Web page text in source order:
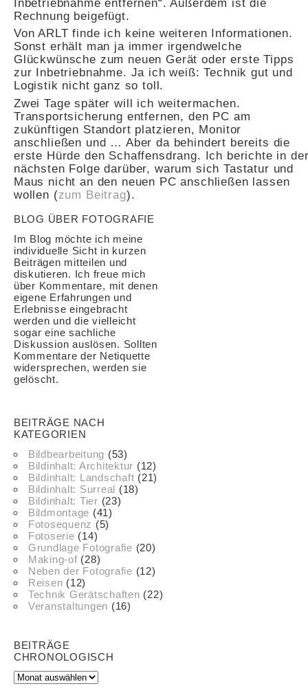
Rechnung beigefügt.
Von ARLT finde ich keine weiteren Informationen.
Sonst erhält man ja immer irgendwelche
Glückwünsche zum neuen Gerät oder erste Tipps
zur Inbetriebnahme. Ja ich weiß: Technik gut und
Logistik nicht ganz so toll.
Zwei Tage später will ich weitermachen.
Transportsicherung entfernen, den PC am
zukünftigen Standort platzieren, Monitor
anschließen und … Aber da behindert bereits die
erste Hürde den Schaffensdrang. Ich berichte in
nächsten Folge darüber, warum sich Tastatur und
Maus nicht an den neuen PC anschließen lassen
wollen (zum Beitrag).
BLOG ÜBER FOTOGRAFIE
Im Blog möchte ich meine
individuelle Sicht in kurzen
Beiträgen mitteilen und
diskutieren. Ich freue mich
über Kommentare, mit denen
eigene Erfahrungen und
Erlebnisse eingebracht
werden und die vielleicht
sogar eine sachliche
Diskussion auslösen. Sollten
Kommentare der Netiquette
widersprechen, werden sie
gelöscht.
BEITRÄGE NACH
KATEGORIEN
Bildbearbeitung (53)
Bildinhalt: Architektur (12)
Bildinhalt: Landschaft (21)
Bildinhalt: Surreal (18)
Bildinhalt: Tier (23)
Bildmontage (41)
Fotosequenz (5)
Fotoserie (14)
Grundlage Fotografie (20)
Making-of (28)
Neben der Fotografie (12)
Reisen (12)
Technik Gerätschaften (22)
Veranstaltungen (16)
BEITRÄGE
CHRONOLOGISCH